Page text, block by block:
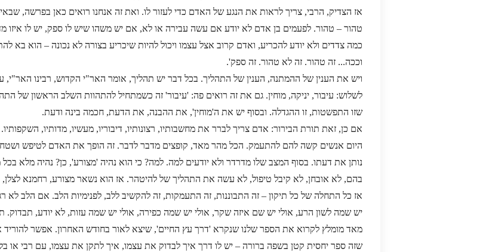
אז הצדיק, הרבי, צריך לראות את הנגע של האדם כדי לעזור לו. ואת זה אנחנו רואים כאן בפרשה,
טהור – טהור. לפעמים בן אדם לא יודע אם עשה עבירה או לא, אם יש משהו שיש לו ספק, יש לו איזו
כמה צדדים ולא יודע להכריע, ואדם קרוב אצל עצמו ויכול להיות שיכריע בצורה לא נכונה – הוא בא
וככה... זה טהור. זה לא טהור. זה ספק'.
ויש את הענין של ההמתנה, הענין של התהליך. בכל דבר יש תהליך, אומר האר"י הקדוש, רבינו האר"י,
לשלוש: עיבור, יניקה, מוחין. גם את זה רואים פה: 'עיבור' זה כשמתחיל להתהוות השלב הראשון של
שזו התפשטות, זו ההגדלה. ובסוף יש את ה'מוחין', את ההבנה, את הדעת, חכמה בינה ודעת.
אם כן, זאת תורת הבירור: אדם צריך לברר את מחשבותיו, רצונותיו, דיבוריו, מעשיו, מדותיו,
היום אנשים קשה להם להתעמק. הכל מהר מאד, קופצים מדבר לדבר. זה הופך את האדם לטיפש ושטחי,
נותן את דעתו. בסוף המצב שלו מדרדר ולא יודעים למה. למה? כי הוא נהיה 'מצורע', כן? נהיה מלא בכל
בהם, לא אובחן, לא קיבל טיפול, לא עשה את התהליך של להיטהר. אז הוא נשאר מצורע, רחמנא לצלן,
אז כל התחלה של כל תיקון – זה התבוננות, זה התעמקות, זה להקשיב ללב, לפנימיות הלב. אם הלב לא
יש שמה לשון הרע, אולי יש שם איזה שקר, אולי יש שמה כפירה, אולי יש שמה עזות, לא יודע,
מאד מומלץ לקרוא את הספר שלנו שנקרא 'דרך עץ החיים', שיצא לאור בחודש האחרון. אפשר
שזה ספר יחסית קטן בשפה ברורה – יש לו דרך איך לבדוק את עצמו, איך לתקן את עצמו, עם רבי או